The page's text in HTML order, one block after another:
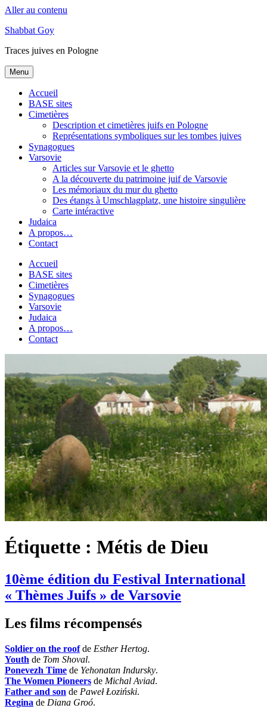
Aller au contenu
Shabbat Goy
Traces juives en Pologne
Menu
Accueil
BASE sites
Cimetières
Description et cimetières juifs en Pologne
Représentations symboliques sur les tombes juives
Synagogues
Varsovie
Articles sur Varsovie et le ghetto
A la découverte du patrimoine juif de Varsovie
Les mémoriaux du mur du ghetto
Des étangs à Umschlagplatz, une histoire singulière
Carte intéractive
Judaica
A propos…
Contact
Accueil
BASE sites
Cimetières
Synagogues
Varsovie
Judaica
A propos…
Contact
Étiquette : Métis de Dieu
10ème édition du Festival International
« Thèmes Juifs » de Varsovie
Les films récompensés
Soldier on the roofde Esther Hertog.
Youth de Tom Shoval.
Ponevezh Time de Yehonatan Indursky.
The Women Pioneers de Michal Aviad.
Father and son de Paweł Łoziński.
Regina de Diana Groó.